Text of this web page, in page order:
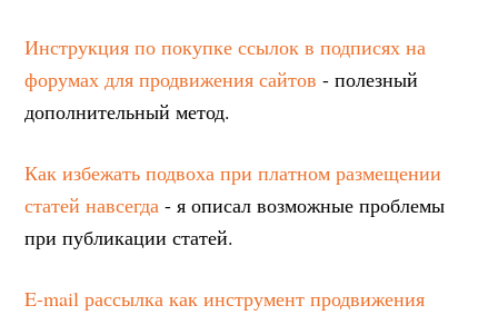
Инструкция по покупке ссылок в подписях на
форумах для продвижения сайтов - полезный
дополнительный метод.
Как избежать подвоха при платном размещении
статей навсегда - я описал возможные проблемы
при публикации статей.
E-mail рассылка как инструмент продвижения